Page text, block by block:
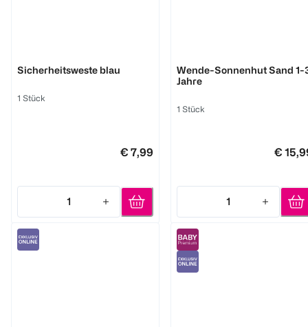
Sicherheitsweste blau
1 Stück
€ 7,99
1
Quantity: 1
Wende-Sonnenhut Sand 1-
Jahre
1 Stück
€
1
Quantity: 1